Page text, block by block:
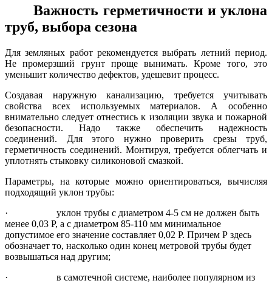
Важность герметичности и уклона
труб, выбора сезона
Для земляных работ рекомендуется выбрать летний период.
Не промерзший грунт проще вынимать. Кроме того, это
уменьшит количество дефектов, удешевит процесс.
Создавая наружную канализацию, требуется учитывать
свойства всех используемых материалов. А особенно
внимательно следует отнестись к изоляции звука и пожарной
безопасности. Надо также обеспечить надежность
соединений. Для этого нужно проверить срезы труб,
герметичность соединений. Монтируя, требуется облегчать и
уплотнять стыковку силиконовой смазкой.
Параметры, на которые можно ориентироваться, вычисляя
подходящий уклон трубы:
·
уклон трубы с диаметром 4-5 см не должен быть
менее 0,03 Р, а с диаметром 85-110 мм минимальное
допустимое его значение составляет 0,02 Р. Причем Р здесь
обозначает то, насколько один конец метровой трубы будет
возвышаться над другим;
·
в самотечной системе, наиболее популярном из